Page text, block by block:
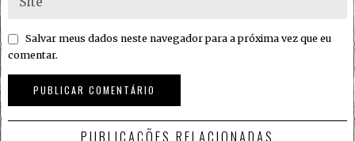
Salvar meus dados neste navegador para a próxima vez que eu
comentar.
PUBLICAÇÕES RELACIONADAS